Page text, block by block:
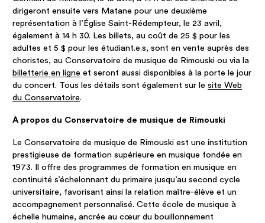
dirigeront ensuite vers Matane pour une deuxième
représentation à l’Église Saint-Rédempteur, le 23 avril,
également à 14 h 30. Les billets, au coût de 25 $ pour les
adultes et 5 $ pour les étudiant.e.s, sont en vente auprès des
choristes, au Conservatoire de musique de Rimouski ou via la
billetterie en ligne et seront aussi disponibles à la porte le jour
du concert. Tous les détails sont également sur lesite Web
du Conservatoire.
À propos du Conservatoire de musique de Rimouski
Le Conservatoire de musique de Rimouski est une institution
prestigieuse de formation supérieure en musique fondée en
1973. Il offre des programmes de formation en musique en
continuité s’échelonnant du primaire jusqu’au second cycle
universitaire, favorisant ainsi la relation maître-élève et un
accompagnement personnalisé. Cette école de musique à
échelle humaine, ancrée au cœur du bouillonnement